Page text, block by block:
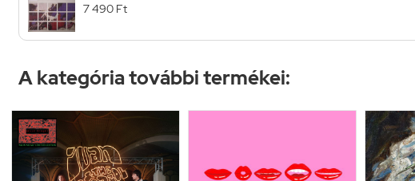
7 490 Ft
A kategória további termékei: